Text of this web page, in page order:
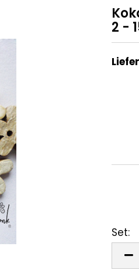
2 -
Set:
Set